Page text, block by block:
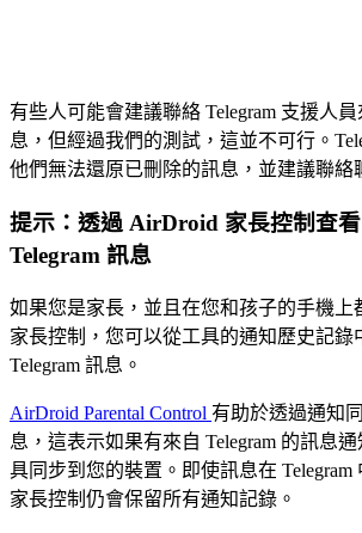
有些人可能會建議聯絡 Telegram 支援人
息，但經過我們的測試，這並不可行。
他們無法還原已刪除的訊息，並建議聯絡
提示：透過 AirDroid 家長控制查
Telegram 訊息
如果您是家長，並且在您和孩子的手機上
家長控制，您可以從工具的通知歷史記錄
Telegram 訊息。
AirDroid Parental Control 有助於透過通知
息，這表示如果有來自 Telegram 的訊息
具同步到您的裝置。即使訊息在 Telegram
家長控制仍會保留所有通知記錄。